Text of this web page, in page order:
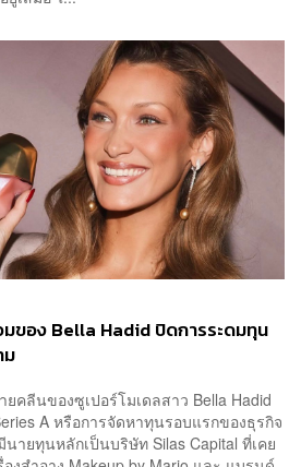
ของ Bella Hadid ปิดการระดมทุน
ม
คลีนของซูเปอร์โมเดลสาว Bella Hadid
A หรือการจัดหาทุนรอบแรกของธุรกิจ
ายทุนหลักเป็นบริษัท Silas Capital ที่เคย